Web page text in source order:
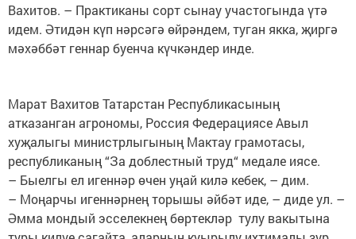
Вахитов. – Практиканы сорт сынау участогында үтә
идем. Әтидән күп нәрсәгә өйрәндем, туган якка, җиргә
мәхәббәт геннар буенча күчкәндер инде.
Марат Вахитов Татарстан Республикасының
атказанган агрономы, Россия Федерациясе Авыл
хуҗалыгы министрлыгының Мактау грамотасы,
республиканың “За доблестный труд“ медале иясе.
– Быелгы ел игеннәр өчен уңай килә кебек, – дим.
– Моңарчы игеннәрнең торышы әйбәт иде, – диде ул. –
Әмма мондый эсселекнең бөртекләр тулу вакытына